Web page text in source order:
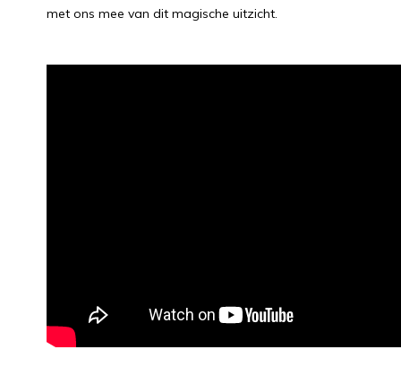
met ons mee van dit magische uitzicht.